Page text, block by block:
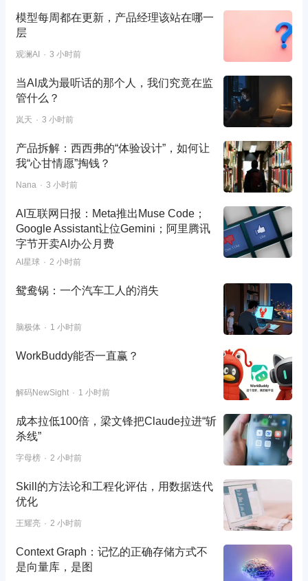
模型每周都在更新，产品经理该站在哪一
层
观澜AI 3 小时前
当AI成为最听话的那个人，我们究竟在监
管什么？
岚天 3 小时前
产品拆解：西西弗的“体验设计”，如何让
我“心甘情愿”掏钱？
Nana 3 小时前
AI互联网日报：Meta推出Muse Code；
Google Assistant让位Gemini；阿里腾讯
字节开卖AI办公月费
AI星球 2 小时前
鸳鸯锅：一个汽车工人的消失
脑极体 1 小时前
WorkBuddy能否一直赢？
解码NewSight 1 小时前
成本拉低100倍，梁文锋把Claude拉进“斩
杀线”
字母榜 2 小时前
Skill的方法论和工程化评估，用数据迭代
优化
王耀亮 2 小时前
Context Graph：记忆的正确存储方式不
是向量库，是图